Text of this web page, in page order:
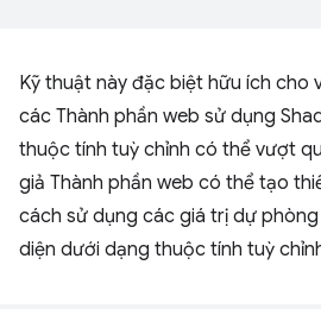
Kỹ thuật này đặc biệt hữu ích cho
các Thành phần web sử dụng
thuộc tính tuỳ chỉnh có thể vượt
giả Thành phần web có thể tạo
cách sử dụng các giá trị dự phòng
diện dưới dạng thuộc tính tuỳ